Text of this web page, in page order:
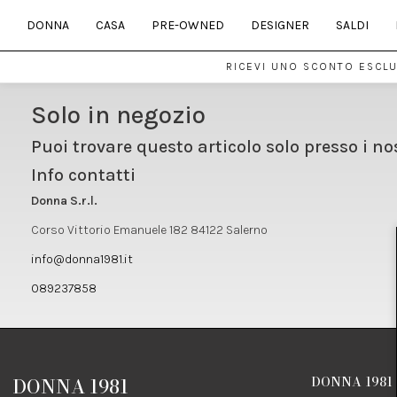
DONNA CASA PRE-OWNED DESIGNER SALDI
RICEVI UNO SCONTO
Solo in negozio
Puoi trovare questo articolo solo presso i
Info contatti
Donna S.r.l.
Corso Vittorio Emanuele 182 84122 Salerno
info@donna1981.it
089237858
DONNA 1981 DONNA 1981